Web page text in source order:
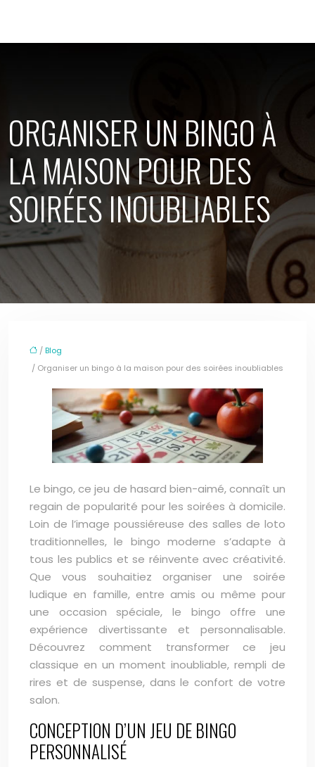
ORGANISER UN BINGO À
LA MAISON POUR DES
SOIRÉES INOUBLIABLES
/ Blog
/ Organiser un bingo à la maison pour des soirées inoubliables
Le bingo, ce jeu de hasard bien-aimé, connaît un
regain de popularité pour les soirées à domicile.
Loin de l’image poussiéreuse des salles de loto
traditionnelles, le bingo moderne s’adapte à
tous les publics et se réinvente avec créativité.
Que vous souhaitiez organiser une soirée
ludique en famille, entre amis ou même pour
une occasion spéciale, le bingo offre une
expérience divertissante et personnalisable.
Découvrez comment transformer ce jeu
classique en un moment inoubliable, rempli de
rires et de suspense, dans le confort de votre
salon.
CONCEPTION D’UN JEU DE BINGO
PERSONNALISÉ